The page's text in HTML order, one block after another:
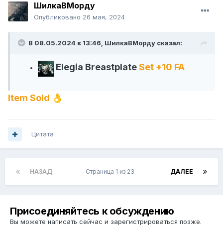
ШилкаВМорду
Опубликовано 26 мая, 2024
В 08.05.2024 в 13:46, ШилкаВМорду сказал:
Elegia BreastplateSet +10 FA
Item Sold 👌
Цитата
НАЗАД ДАЛЕЕ
Страница 1 из 23
Присоединяйтесь к обсуждению
Вы можете написать сейчас и зарегистрироваться позже.